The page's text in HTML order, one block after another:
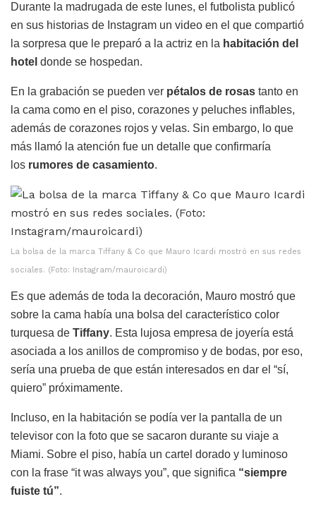
Durante la madrugada de este lunes, el futbolista publicó
en sus historias de Instagram un video en el que compartió
la sorpresa que le preparó a la actriz en la habitación del
hotel donde se hospedan.
En la grabación se pueden ver pétalos de rosas tanto en
la cama como en el piso, corazones y peluches inflables,
además de corazones rojos y velas. Sin embargo, lo que
más llamó la atención fue un detalle que confirmaría
los rumores de casamiento.
La bolsa de la marca Tiffany & Co que Mauro Icardi mostró en sus redes
sociales. (Foto: Instagram/mauroicardi)
Es que además de toda la decoración, Mauro mostró que
sobre la cama había una bolsa del característico color
turquesa de Tiffany. Esta lujosa empresa de joyería está
asociada a los anillos de compromiso y de bodas, por eso,
sería una prueba de que están interesados en dar el “sí,
quiero” próximamente.
Incluso, en la habitación se podía ver la pantalla de un
televisor con la foto que se sacaron durante su viaje a
Miami. Sobre el piso, había un cartel dorado y luminoso
con la frase “it was always you”, que significa “siempre
fuiste tú”.